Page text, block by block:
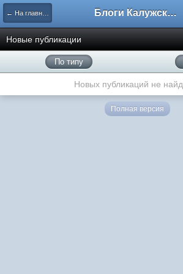
← На главную Блоги Калужского перекрестка
Новые публикации
По типу
Новых публикаций не
Полная версия